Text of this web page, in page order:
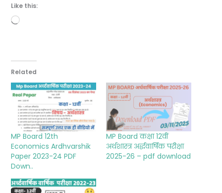
Like this:
Loading…
Related
MP Board 12th
Economics Ardhvarshik
Paper 2023-24 PDF
Down..
MP Board कक्षा 12वीं
अर्थशास्त्र अर्द्धवार्षिक परीक्षा
2025-26 – pdf download